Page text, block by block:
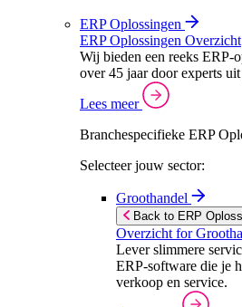
ERP Oplossingen
ERP Oplossingen Overzicht
Wij bieden een reeks ERP-
over 45 jaar door experts
Lees meer
Branchespecifieke ERP
Selecteer jouw sector:
Groothandel
Back to ERP
Overzicht for
Lever slimmere
ERP-software die je
verkoop en service.